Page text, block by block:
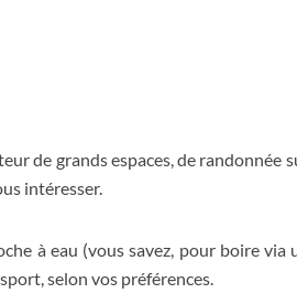
de grands espaces, de randonnée
intéresser.
à eau (vous savez, pour boire via
selon vos préférences.